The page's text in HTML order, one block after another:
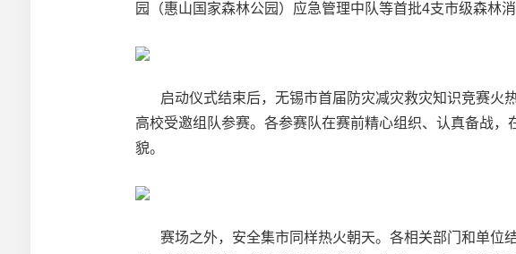
园（惠山国家森林公园）应急管理中队等首批4支市级森林
启动仪式结束后，无锡市首届防灾减灾救灾知识竞赛火
高校受邀组队参赛。各参赛队在赛前精心组织、认真备战
貌。
赛场之外，安全集市同样热火朝天。各相关部门和单位